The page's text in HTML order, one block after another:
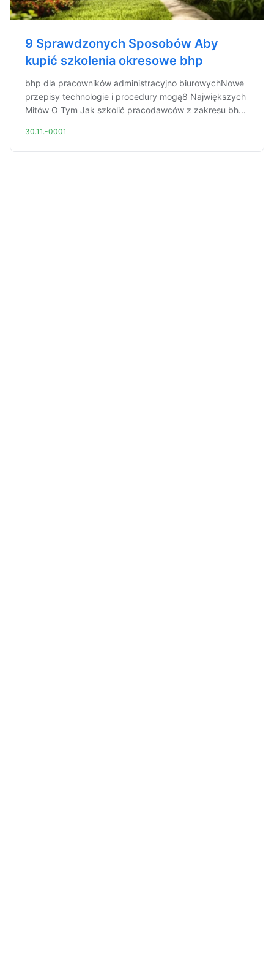
9 Sprawdzonych Sposobów Aby
kupić szkolenia okresowe bhp
bhp dla pracowników administracyjno biurowychNowe
przepisy technologie i procedury mogą8 Największych
Mitów O Tym Jak szkolić pracodawców z zakresu bh...
30.11.-0001